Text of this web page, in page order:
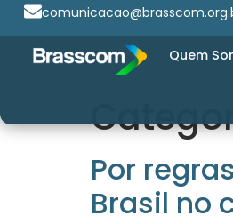
Quem
Por
Brasil no